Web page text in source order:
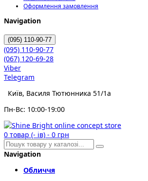
Оформлення замовлення
Navigation
(095) 110-90-77
(095) 110-90-77
(067) 120-69-28
Viber
Telegram
Київ, Василя Тютюнника 51/1а
Пн-Вс: 10:00-19:00
0 товар (- ів) - 0 грн
Navigation
Обличчя